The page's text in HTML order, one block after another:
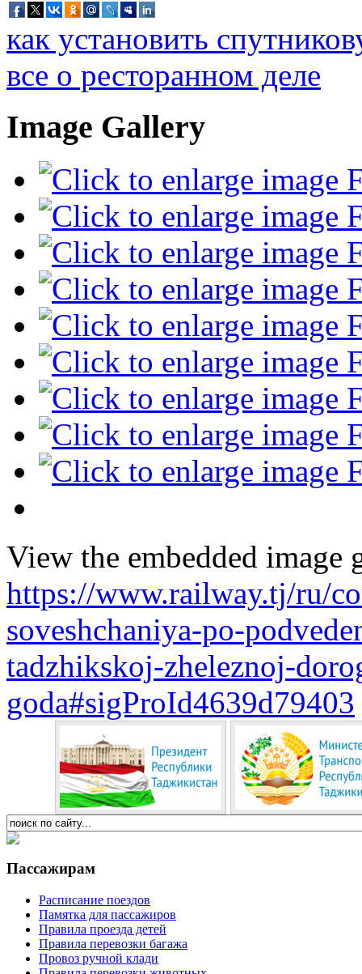
как установить
все о ресторанном деле
Image Gallery
View the embedded image
https://www.railway.tj/ru/
soveshchaniya-po-
tadzhikskoj-zheleznoj-
goda#sigProId4639d79403
Пассажирам
Расписание поездов
Памятка для пассажиров
Правила проезда детей
Правила перевозки багажа
Провоз ручной клади